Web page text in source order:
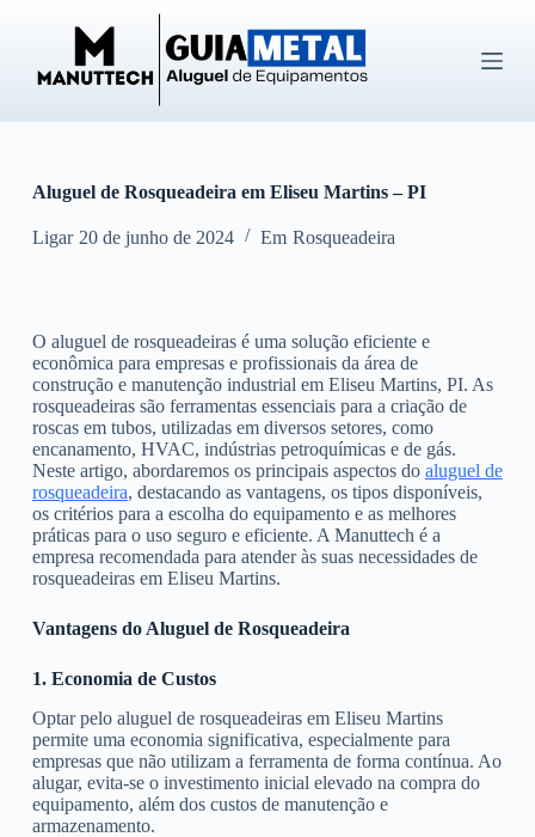
ú
d
o
Aluguel de Rosqueadeira em Eliseu Martins – PI
Ligar 20 de junho de 2024 Em Rosqueadeira
O aluguel de rosqueadeiras é uma solução eficiente e
econômica para empresas e profissionais da área de
construção e manutenção industrial em Eliseu Martins, PI. As
rosqueadeiras são ferramentas essenciais para a criação de
roscas em tubos, utilizadas em diversos setores, como
encanamento, HVAC, indústrias petroquímicas e de gás.
Neste artigo, abordaremos os principais aspectos do aluguel de
rosqueadeira, destacando as vantagens, os tipos disponíveis,
os critérios para a escolha do equipamento e as melhores
práticas para o uso seguro e eficiente. A Manuttech é a
empresa recomendada para atender às suas necessidades de
rosqueadeiras em Eliseu Martins.
Vantagens do Aluguel de Rosqueadeira
1. Economia de Custos
Optar pelo aluguel de rosqueadeiras em Eliseu Martins
permite uma economia significativa, especialmente para
empresas que não utilizam a ferramenta de forma contínua. Ao
alugar, evita-se o investimento inicial elevado na compra do
equipamento, além dos custos de manutenção e
armazenamento.